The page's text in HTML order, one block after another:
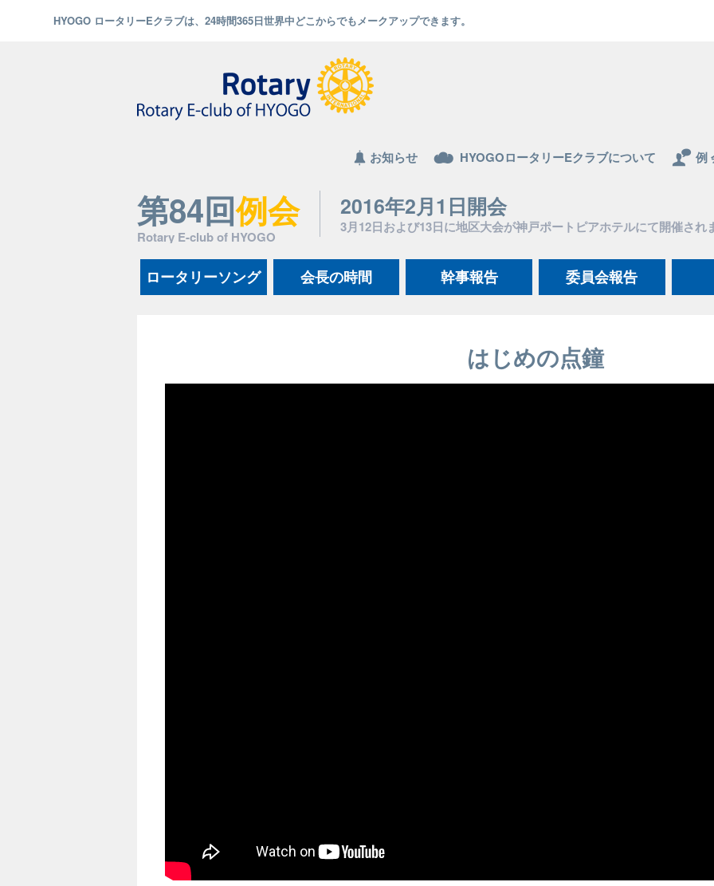
HYOGO ロータリーEクラブは、24時間365日世界中どこからでもメークアップできます。
お知らせ HYOGOロータリーEクラブについて 例
第84回例会
Rotary E-club of HYOGO
2016年2月1日開会
3月12日および13日に地区大会が神戸ポートピアホテルにて開催され
ロータリーソング 会長の時間 幹事報告 委員会報告
はじめの点鐘